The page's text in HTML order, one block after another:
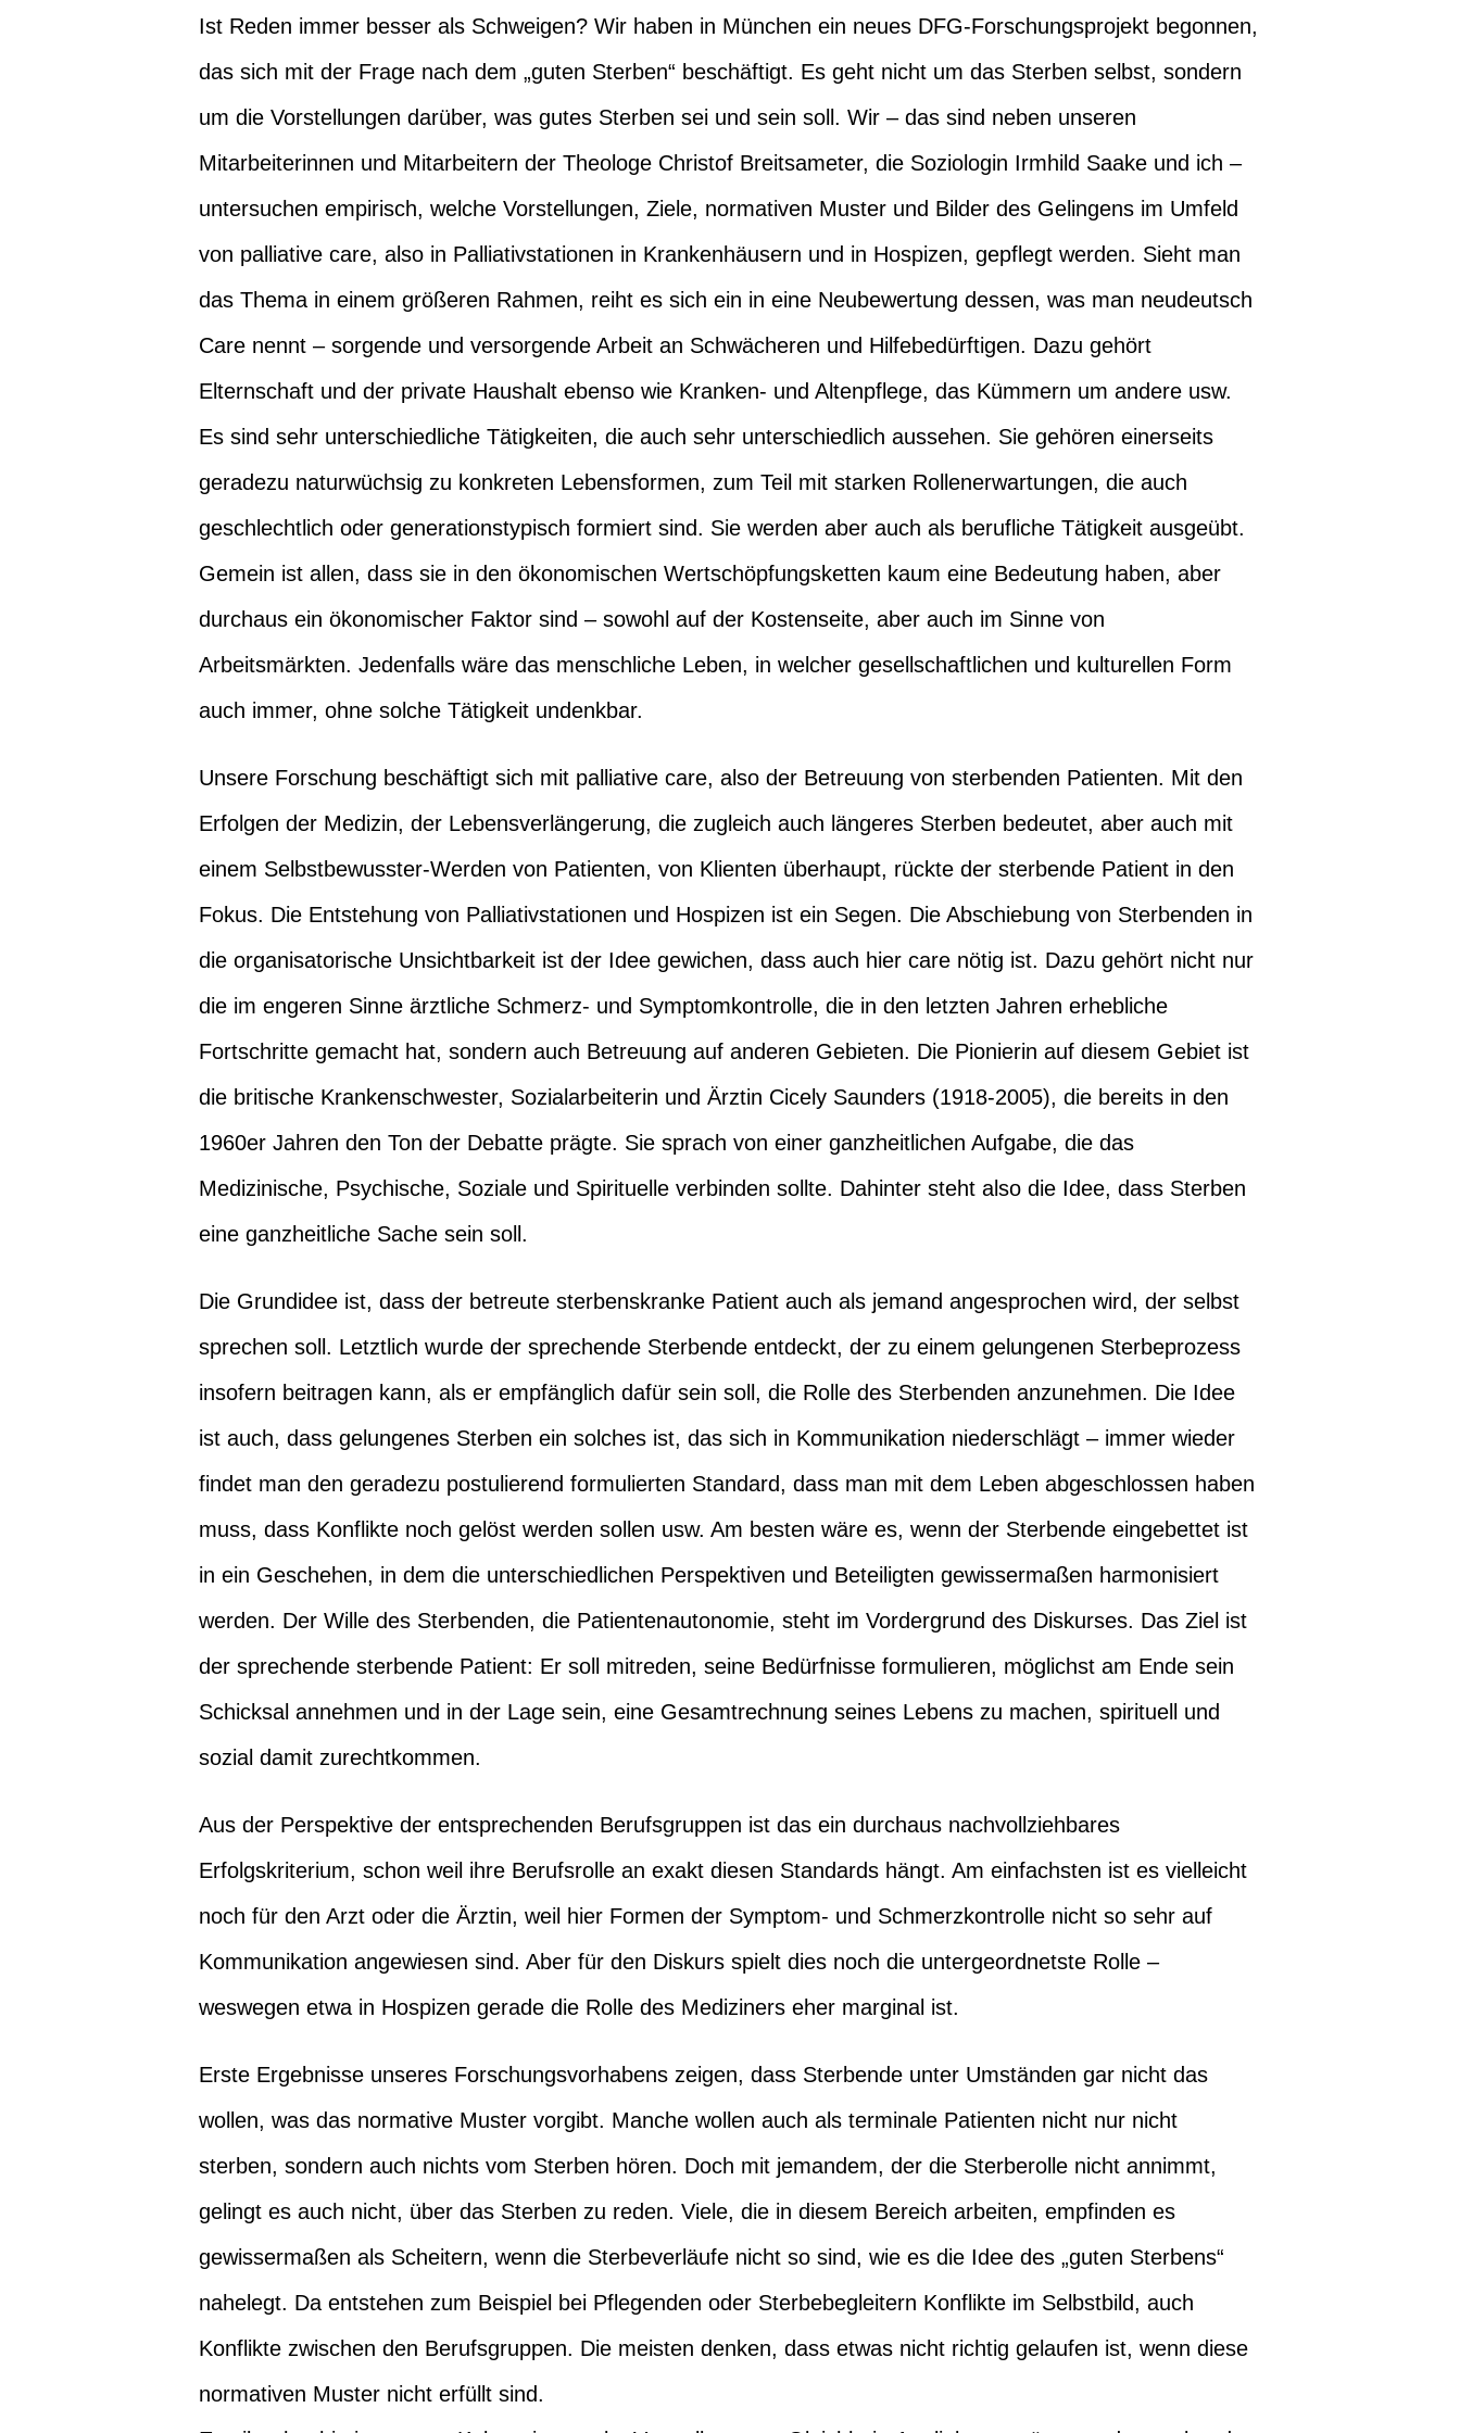
Ist Reden immer besser als Schweigen? Wir haben in München ein neues DFG-Forschungsprojekt begonnen,
das sich mit der Frage nach dem „guten Sterben“ beschäftigt. Es geht nicht um das Sterben selbst, sondern
um die Vorstellungen darüber, was gutes Sterben sei und sein soll. Wir – das sind neben unseren
Mitarbeiterinnen und Mitarbeitern der Theologe Christof Breitsameter, die Soziologin Irmhild Saake und ich –
untersuchen empirisch, welche Vorstellungen, Ziele, normativen Muster und Bilder des Gelingens im Umfeld
von palliative care, also in Palliativstationen in Krankenhäusern und in Hospizen, gepflegt werden. Sieht man
das Thema in einem größeren Rahmen, reiht es sich ein in eine Neubewertung dessen, was man neudeutsch
Care nennt – sorgende und versorgende Arbeit an Schwächeren und Hilfebedürftigen. Dazu gehört
Elternschaft und der private Haushalt ebenso wie Kranken- und Altenpflege, das Kümmern um andere usw.
Es sind sehr unterschiedliche Tätigkeiten, die auch sehr unterschiedlich aussehen. Sie gehören einerseits
geradezu naturwüchsig zu konkreten Lebensformen, zum Teil mit starken Rollenerwartungen, die auch
geschlechtlich oder generationstypisch formiert sind. Sie werden aber auch als berufliche Tätigkeit ausgeübt.
Gemein ist allen, dass sie in den ökonomischen Wertschöpfungsketten kaum eine Bedeutung haben, aber
durchaus ein ökonomischer Faktor sind – sowohl auf der Kostenseite, aber auch im Sinne von
Arbeitsmärkten. Jedenfalls wäre das menschliche Leben, in welcher gesellschaftlichen und kulturellen Form
auch immer, ohne solche Tätigkeit undenkbar.
Unsere Forschung beschäftigt sich mit palliative care, also der Betreuung von sterbenden Patienten. Mit den
Erfolgen der Medizin, der Lebensverlängerung, die zugleich auch längeres Sterben bedeutet, aber auch mit
einem Selbstbewusster-Werden von Patienten, von Klienten überhaupt, rückte der sterbende Patient in den
Fokus. Die Entstehung von Palliativstationen und Hospizen ist ein Segen. Die Abschiebung von Sterbenden in
die organisatorische Unsichtbarkeit ist der Idee gewichen, dass auch hier care nötig ist. Dazu gehört nicht nur
die im engeren Sinne ärztliche Schmerz- und Symptomkontrolle, die in den letzten Jahren erhebliche
Fortschritte gemacht hat, sondern auch Betreuung auf anderen Gebieten. Die Pionierin auf diesem Gebiet ist
die britische Krankenschwester, Sozialarbeiterin und Ärztin Cicely Saunders (1918-2005), die bereits in den
1960er Jahren den Ton der Debatte prägte. Sie sprach von einer ganzheitlichen Aufgabe, die das
Medizinische, Psychische, Soziale und Spirituelle verbinden sollte. Dahinter steht also die Idee, dass Sterben
eine ganzheitliche Sache sein soll.
Die Grundidee ist, dass der betreute sterbenskranke Patient auch als jemand angesprochen wird, der selbst
sprechen soll. Letztlich wurde der sprechende Sterbende entdeckt, der zu einem gelungenen Sterbeprozess
insofern beitragen kann, als er empfänglich dafür sein soll, die Rolle des Sterbenden anzunehmen. Die Idee
ist auch, dass gelungenes Sterben ein solches ist, das sich in Kommunikation niederschlägt – immer wieder
findet man den geradezu postulierend formulierten Standard, dass man mit dem Leben abgeschlossen haben
muss, dass Konflikte noch gelöst werden sollen usw. Am besten wäre es, wenn der Sterbende eingebettet ist
in ein Geschehen, in dem die unterschiedlichen Perspektiven und Beteiligten gewissermaßen harmonisiert
werden. Der Wille des Sterbenden, die Patientenautonomie, steht im Vordergrund des Diskurses. Das Ziel ist
der sprechende sterbende Patient: Er soll mitreden, seine Bedürfnisse formulieren, möglichst am Ende sein
Schicksal annehmen und in der Lage sein, eine Gesamtrechnung seines Lebens zu machen, spirituell und
sozial damit zurechtkommen.
Aus der Perspektive der entsprechenden Berufsgruppen ist das ein durchaus nachvollziehbares
Erfolgskriterium, schon weil ihre Berufsrolle an exakt diesen Standards hängt. Am einfachsten ist es vielleicht
noch für den Arzt oder die Ärztin, weil hier Formen der Symptom- und Schmerzkontrolle nicht so sehr auf
Kommunikation angewiesen sind. Aber für den Diskurs spielt dies noch die untergeordnetste Rolle –
weswegen etwa in Hospizen gerade die Rolle des Mediziners eher marginal ist.
Erste Ergebnisse unseres Forschungsvorhabens zeigen, dass Sterbende unter Umständen gar nicht das
wollen, was das normative Muster vorgibt. Manche wollen auch als terminale Patienten nicht nur nicht
sterben, sondern auch nichts vom Sterben hören. Doch mit jemandem, der die Sterberolle nicht annimmt,
gelingt es auch nicht, über das Sterben zu reden. Viele, die in diesem Bereich arbeiten, empfinden es
gewissermaßen als Scheitern, wenn die Sterbeverläufe nicht so sind, wie es die Idee des „guten Sterbens“
nahelegt. Da entstehen zum Beispiel bei Pflegenden oder Sterbebegleitern Konflikte im Selbstbild, auch
Konflikte zwischen den Berufsgruppen. Die meisten denken, dass etwas nicht richtig gelaufen ist, wenn diese
normativen Muster nicht erfüllt sind.